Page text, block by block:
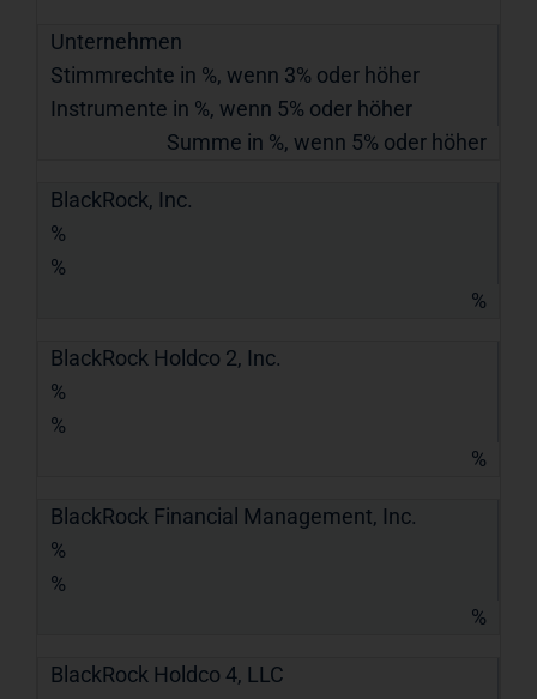
Unternehmen
Stimmrechte in %, wenn 3% oder höher
Instrumente in %, wenn 5% oder höher
Summe in %, wenn 5% oder höher
BlackRock, Inc.
%
%
%
BlackRock Holdco 2, Inc.
%
%
%
BlackRock Financial Management, Inc.
%
%
%
BlackRock Holdco 4, LLC